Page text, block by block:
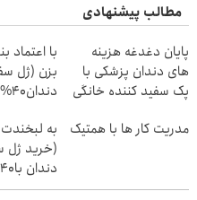
مطالب پیشنهادی
پایان دغدغه هزینه
های دندان پزشکی با
پک سفید کننده خانگی
با اعتماد
بزن (ژل
دندان40%تخفیف)
مدریت کار ها با همتیک
به
(خرید ژل
دندان با40%تخفیف)